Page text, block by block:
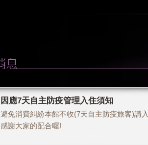
因應7天自主防疫管理入住須知
避免消費糾紛本館不收(7天自主防疫旅客)請
感謝大家的配合喔!